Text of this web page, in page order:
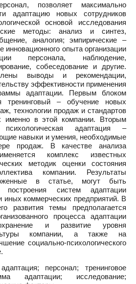
позволяет максимально
адаптацию новых сотрудников
основой исследования
методы: анализ и синтез,
аналогия; эмпирические –
инновационного опыта организации
персонала, наблюдение,
собеседование и другие.
выводы и рекомендации,
эффективности применения
адаптации. Первым блоком
тренинговый – обучение новых
технологии продаж и стандартов
именно в этой компании. Вторым
адаптация –
навыки и умения, необходимые
продаж. В качестве анализа
комплекс известных
методик оценки состояния
компании. Результаты
в статье, могут быть
систем адаптации
иных коммерческих предприятий. В
развития темы предполагается
процесса адаптации
и развитие уровня
компании, а также на
социально-психологического
персонал; тренинговое
адаптации; исследование;